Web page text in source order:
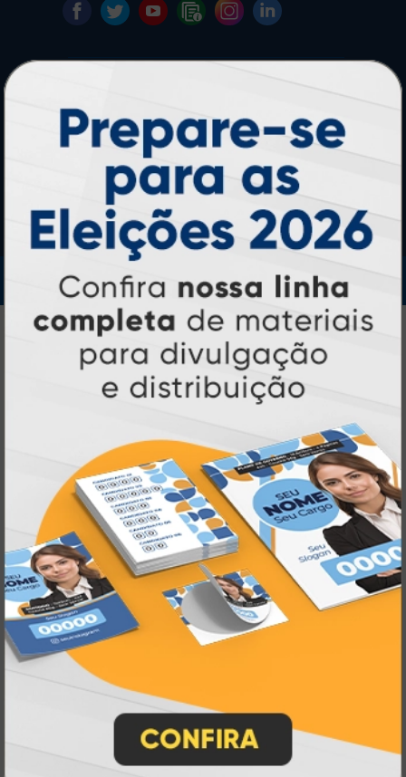
IMPRA INDUSTRIA GRAFICA LTDA | CNPJ: 28.045.354/0002-52
Atual Card © 2026. Todos os direitos reservados.
Atual Card: A Gráfica Pioneira em
Personalização Online
, oferecendo uma
ampla variedade de produtos e soluções para
atender profissionais autônomos, empresas e
revendedores gráficos. Comquase três
décadas de experiência , somos pioneiros no
segmento de
impressão sob demanda,
investindo continuamente em
tecnologia,
inovação e personalização
para entregar
qualidade, agilidade e a melhor
experiência
aos nossos clientes.
Pioneirismo e Inovação em
Impressão personalizada
Muito antes de termos como
impressão sob demanda e web to print
popularizarem, aAtual Card já estava
transformando o mercado gráfico
Nascemos digitais e seguimos
continuamente, investindo emtecnologia